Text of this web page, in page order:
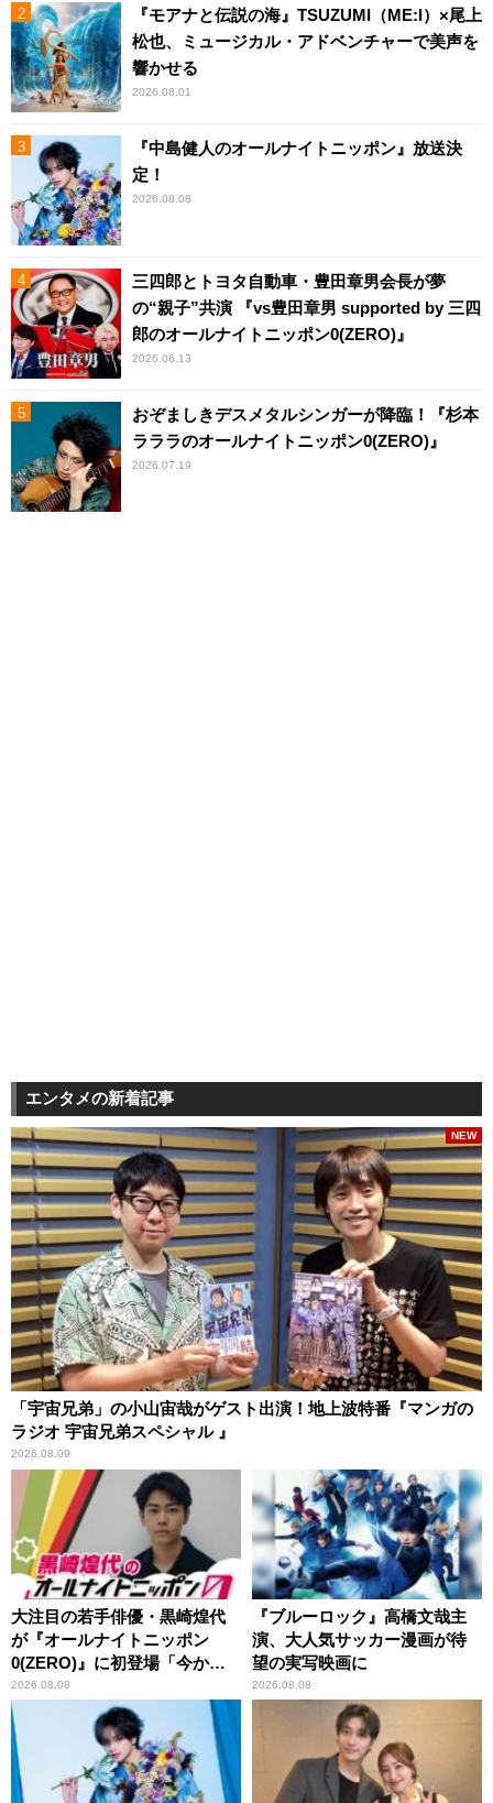
『モアナと伝説の海』TSUZUMI（ME:I）×尾上
松也、ミュージカル・アドベンチャーで美声を
響かせる
2026.08.01
『中島健人のオールナイトニッポン』放送決
定！
2026.08.08
三四郎とトヨタ自動車・豊田章男会長が夢
の“親子”共演 『vs豊田章男 supported by 三四
郎のオールナイトニッポン0(ZERO)』
2026.06.13
おぞましきデスメタルシンガーが降臨！『杉本
ラララのオールナイトニッポン0(ZERO)』
2026.07.19
エンタメの新着記事
「宇宙兄弟」の小山宙哉がゲスト出演！地上波特番『マンガの
ラジオ 宇宙兄弟スペシャル 』
2026.08.09
NEW
大注目の若手俳優・黒崎煌代
が『オールナイトニッポン
0(ZERO)』に初登場「今から
とてもワクワクしておりま
す！」
2026.08.08
『ブルーロック』高橋文哉主
演、大人気サッカー漫画が待
望の実写映画に
2026.08.08